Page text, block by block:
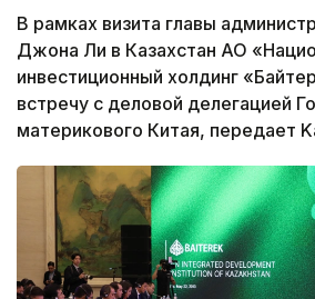
В рамках визита главы
Джона Ли в Казахстан АО
инвестиционный холдинг
встречу с деловой делегацией
материкового Китая, передает